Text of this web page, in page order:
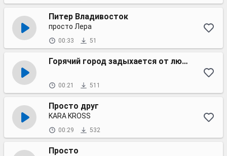
Питер Владивосток
просто Лера
00:33 51
Горячий город задыхается от любви
00:21 511
Просто друг
KARA KROSS
00:29 532
Просто